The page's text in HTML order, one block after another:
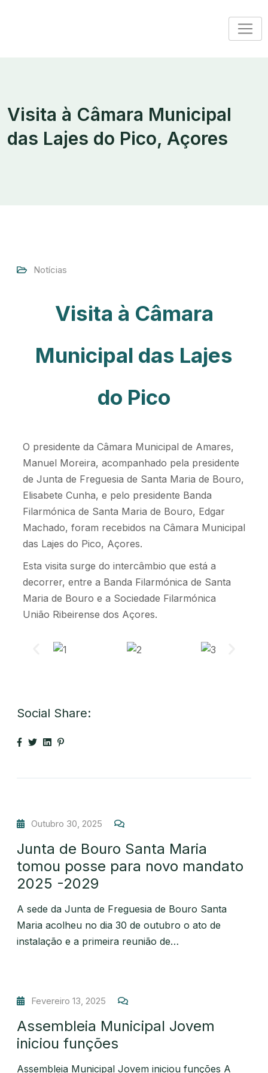
Visita à Câmara Municipal
das Lajes do Pico, Açores
Notícias
Visita à Câmara
Municipal das Lajes
do Pico
O presidente da Câmara Municipal de Amares,
Manuel Moreira, acompanhado pela presidente
de Junta de Freguesia de Santa Maria de Bouro,
Elisabete Cunha, e pelo presidente Banda
Filarmónica de Santa Maria de Bouro, Edgar
Machado, foram recebidos na Câmara Municipal
das Lajes do Pico, Açores.
Esta visita surge do intercâmbio que está a
decorrer, entre a Banda Filarmónica de Santa
Maria de Bouro e a Sociedade Filarmónica
União Ribeirense dos Açores.
Social Share:
Outubro 30, 2025
Junta de Bouro Santa Maria
tomou posse para novo mandato
2025 -2029
A sede da Junta de Freguesia de Bouro Santa
Maria acolheu no dia 30 de outubro o ato de
instalação e a primeira reunião de…
Fevereiro 13, 2025
Assembleia Municipal Jovem
iniciou funções
Assembleia Municipal Jovem iniciou funções A